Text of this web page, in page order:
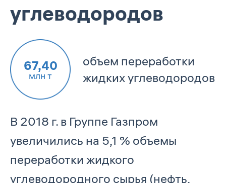
углеводородов
67,40
млн т
объем переработки
жидких углеводородов
В 2018 г. в Группе Газпром
увеличились на 5,1 % объемы
переработки жидкого
углеводородного сырья (нефть,